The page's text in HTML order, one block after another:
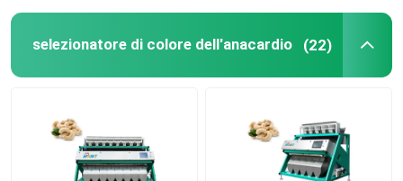
selezionatore di colore dell'anacardio (22)